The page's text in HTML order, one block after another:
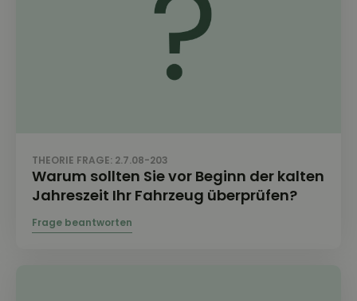
THEORIE FRAGE: 2.7.08-203
Warum sollten Sie vor Beginn der kalten
Jahreszeit Ihr Fahrzeug überprüfen?